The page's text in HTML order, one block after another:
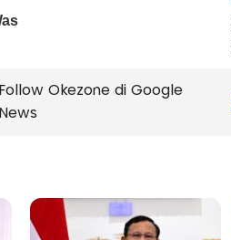
Follow Okezone di Google
News